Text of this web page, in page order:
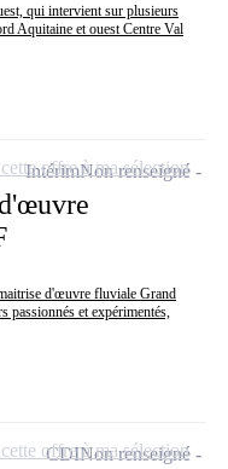
qui intervient sur plusieurs
Aquitaine et ouest Centre Val
d'œuvre fluviale Grand
passionnés et expérimentés,
IntérimNon renseigné
offre à ma sélection
CDINon renseigné
offre à ma sélection